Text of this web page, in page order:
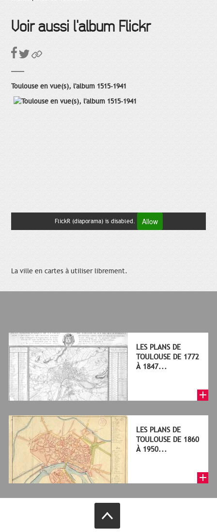
Voir aussi l'album Flickr
Toulouse en vue(s), l'album 1515-1941
FlickR (diaporama) is disabled. Allow
La ville en cartes à utiliser librement.
LES PLANS DE
TOULOUSE DE 1772
À 1847...
LES PLANS DE
TOULOUSE DE 1860
À 1950...